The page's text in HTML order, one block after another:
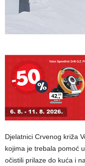
Djelatnici Crvenog križa
kojima je trebala pomoć
očistili prilaze do kuća i